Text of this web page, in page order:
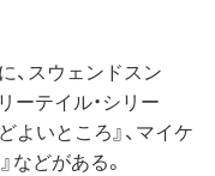
、スウェンドスン
ーテイル・シリー
よいところ』、マイケ
などがある。